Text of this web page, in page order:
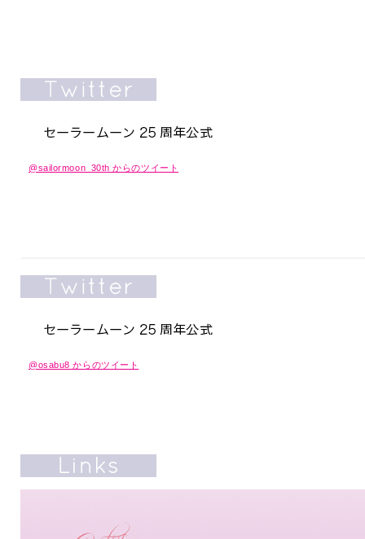
@sailormoon_30th からのツイート
@osabu8 からのツイート